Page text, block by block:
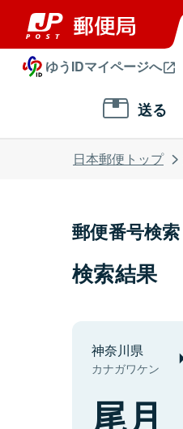
ゆうIDマイページへ
送る
日本郵便トップ
郵便番号検索
検索結果
神奈川県
カナガワケン
尾月